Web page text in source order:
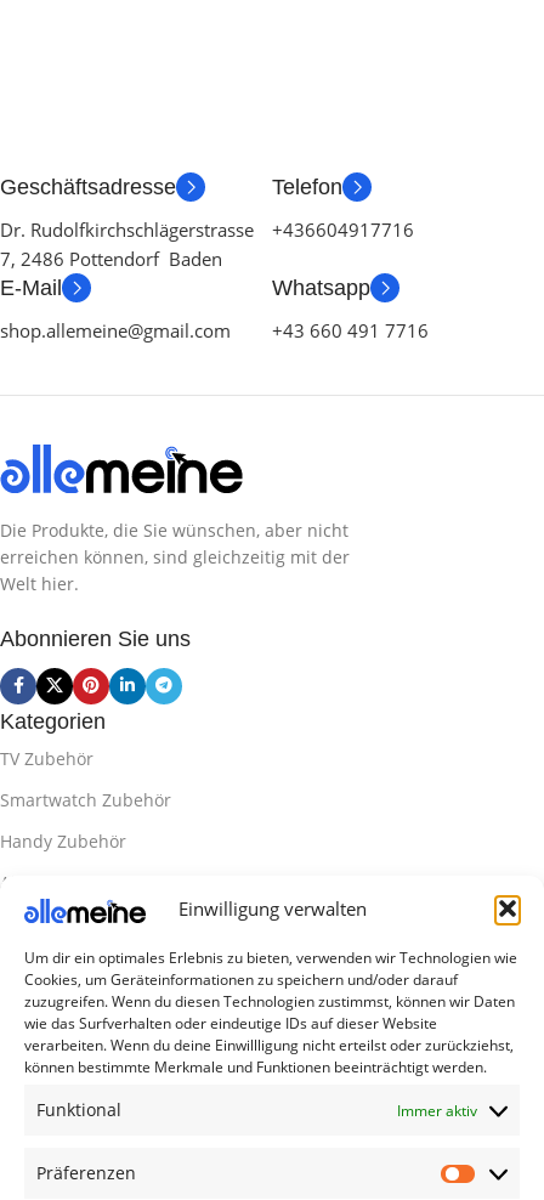
Einwilligung verwalten
Um dir ein optimales Erlebnis zu bieten, verwenden wir Technologien wie
Cookies, um Geräteinformationen zu speichern und/oder darauf
zuzugreifen. Wenn du diesen Technologien zustimmst, können wir Daten
wie das Surfverhalten oder eindeutige IDs auf dieser Website
verarbeiten. Wenn du deine Einwillligung nicht erteilst oder zurückziehst,
können bestimmte Merkmale und Funktionen beeinträchtigt werden.
Funktional Immer aktiv
Präferenzen
HERSTELLER
ZUSTAND
SERIE
INHALT
Geschäftsadresse
Dr. Rudolfkirchschlägerstrasse
7, 2486 Pottendorf Baden
Telefon
+436604917716
E-Mail
shop.allemeine@gmail.com
Whatsapp
+43 660 491 7716
Die Produkte, die Sie wünschen, aber nicht
erreichen können, sind gleichzeitig mit der
Welt hier.
Abonnieren Sie uns
Kategorien
TV Zubehör
Smartwatch Zubehör
Handy Zubehör
Airpod Zubehör
Gamingsachen
Useful Links
Aktionen
Blog
Lieferung & Rückgabe
Outlet